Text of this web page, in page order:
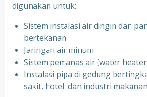
digunakan untuk:
Sistem instalasi air dingin dan
bertekanan
⁠Jaringan air minum
⁠Sistem pemanas air (water
⁠Instalasi pipa di gedung
sakit, hotel, dan industri